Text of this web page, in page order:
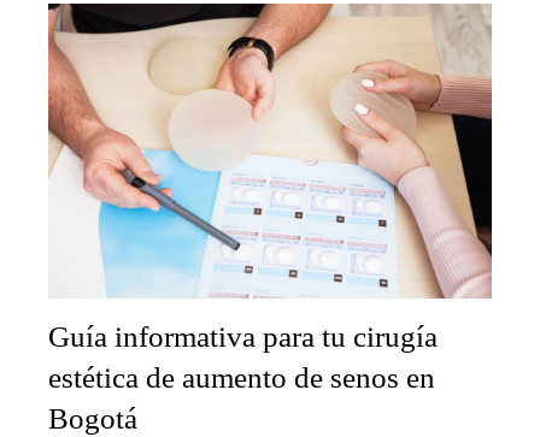
Guía informativa para tu cirugía
estética de aumento de senos en
Bogotá